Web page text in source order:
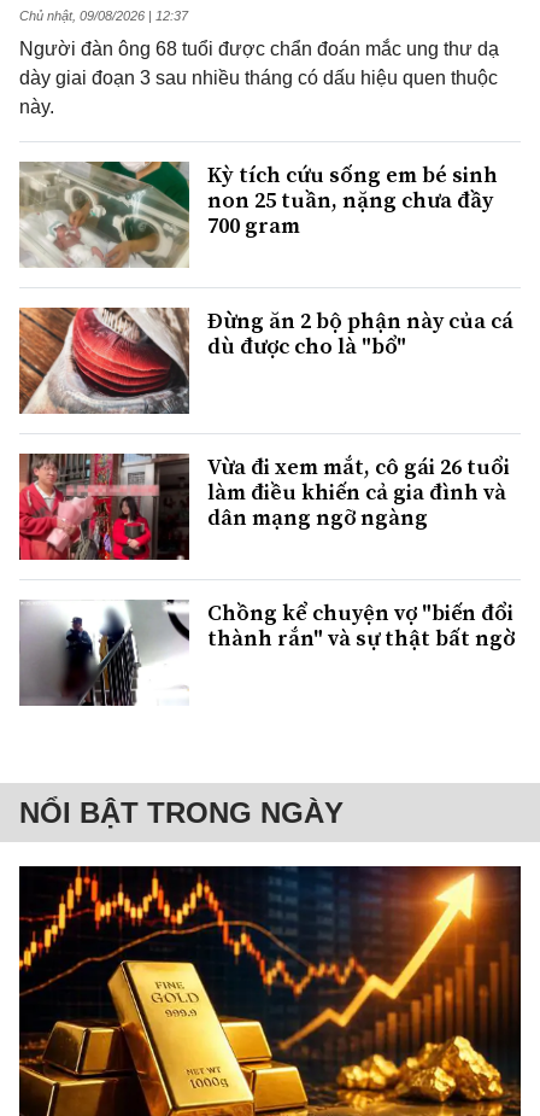
Chủ nhật, 09/08/2026 | 12:37
Người đàn ông 68 tuổi được chẩn đoán mắc ung thư dạ
dày giai đoạn 3 sau nhiều tháng có dấu hiệu quen thuộc
này.
Kỳ tích cứu sống em bé sinh
non 25 tuần, nặng chưa đầy
700 gram
Đừng ăn 2 bộ phận này của cá
dù được cho là "bổ"
Vừa đi xem mắt, cô gái 26 tuổi
làm điều khiến cả gia đình và
dân mạng ngỡ ngàng
Chồng kể chuyện vợ "biến đổi
thành rắn" và sự thật bất ngờ
NỔI BẬT TRONG NGÀY